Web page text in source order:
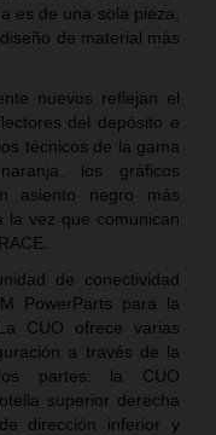
es de una sola pieza,
de material más
nuevos reflejan el
del depósito e
técnicos de la gama
los gráficos
asiento negro más
la vez que comunican
de conectividad
PowerParts para la
CUO ofrece varias
a través de la
partes: la CUO
superior derecha
dirección inferior y